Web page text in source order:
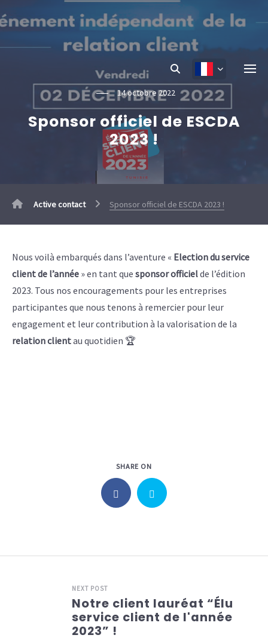
14 octobre 2022
Sponsor officiel de ESCDA
2023 !
Active contact Sponsor officiel de ESCDA 2023 !
Nous voilà embarqués dans l’aventure « Election du service
client de l’année » en tant que sponsorofficielde l’édition
2023. Tous nos encouragements pour les entreprises
participantes que nous tenons à remercier pour leur
engagement et leur contribution à la valorisation de la
relation clientau quotidien 🏆
SHARE ON
NEXT POST
Notre client lauréat “Élu
service client de l'année
2023” !